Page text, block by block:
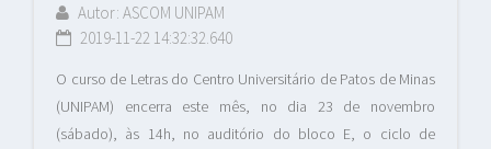
Autor: ASCOM UNIPAM
2019-11-22 14:32:32.640
O curso de Letras do Centro Universitário de Patos de Minas
(UNIPAM) encerra este mês, no dia 23 de novembro
(sábado), às 14h, no auditório do bloco E, o ciclo de